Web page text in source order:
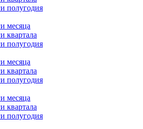
полугодия
месяца
квартала
полугодия
месяца
квартала
полугодия
месяца
квартала
полугодия